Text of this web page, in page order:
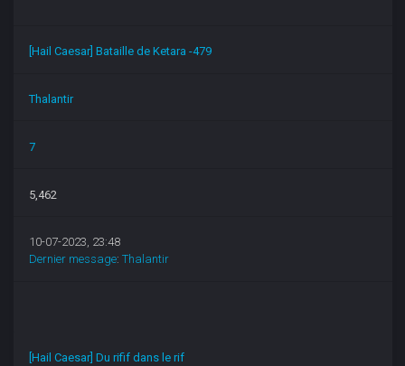
[Hail Caesar] Bataille de Ketara -479
Thalantir
7
5,462
10-07-2023, 23:48
Dernier message:Thalantir
[Hail Caesar] Du rifif dans le rif